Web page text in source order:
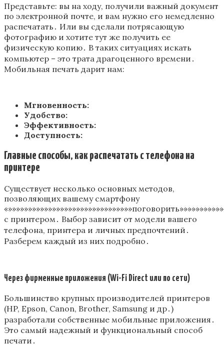
Представьте: вы на ходу, получили важный документ
по электронной почте, и вам нужно его немедленно
распечатать․ Или вы сделали потрясающую
фотографию и хотите тут же получить ее
физическую копию․ В таких ситуациях искать
компьютер – это трата драгоценного времени․
Мобильная печать дарит нам:
Мгновенность:
Удобство:
Эффективность:
Доступность:
Главные способы, как распечатать с телефона на
принтере
Существует несколько основных методов,
позволяющих вашему смартфону
с принтером․ Выбор зависит от модели вашего
телефона, принтера и личных предпочтений․
Разберем каждый из них подробно․
Через фирменные приложения (Wi-Fi Direct или по сети)
Большинство крупных производителей принтеров
(HP, Epson, Canon, Brother, Samsung и др․)
разработали собственные мобильные приложения․
Это самый надежный и функциональный способ
печати․